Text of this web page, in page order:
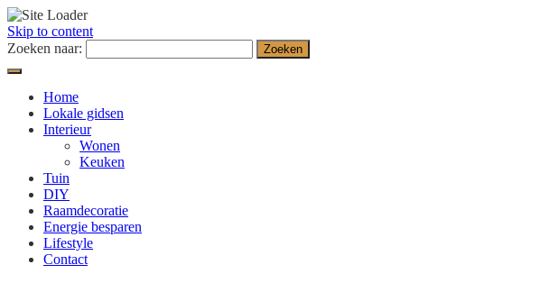
Skip to content
Zoeken naar:
Home
Lokale gidsen
Interieur
Wonen
Keuken
Tuin
DIY
Raamdecoratie
Energie besparen
Lifestyle
Contact